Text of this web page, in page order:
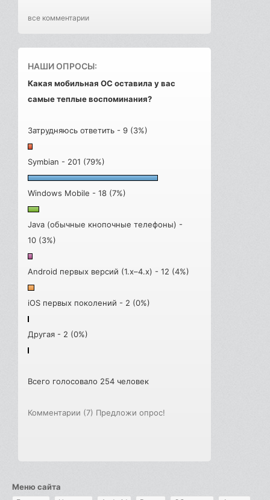
все комментарии
НАШИ ОПРОСЫ:
Какая мобильная ОС оставила у вас
самые теплые воспоминания?
Затрудняюсь ответить - 9 (3%)
Symbian - 201 (79%)
Windows Mobile - 18 (7%)
Java (обычные кнопочные телефоны) -
10 (3%)
Android первых версий (1.x–4.x) - 12 (4%)
iOS первых поколений - 2 (0%)
Другая - 2 (0%)
Всего голосовало 254 человек
Комментарии (7) Предложи опрос!
Меню сайта